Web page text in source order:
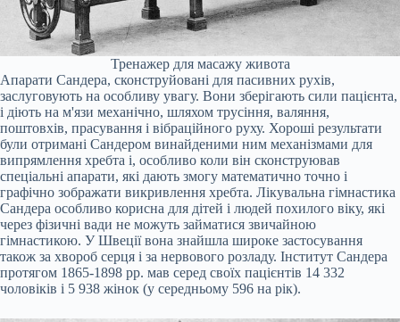
Тренажер для масажу живота
Апарати Сандера, сконструйовані для пасивних рухів,
заслуговують на особливу увагу. Вони зберігають сили пацієнта,
і діють на м'язи механічно, шляхом трусіння, валяння,
поштовхів, прасування і вібраційного руху. Хороші результати
були отримані Сандером винайденими ним механізмами для
випрямлення хребта і, особливо коли він сконструював
спеціальні апарати, які дають змогу математично точно і
графічно зображати викривлення хребта. Лікувальна гімнастика
Сандера особливо корисна для дітей і людей похилого віку, які
через фізичні вади не можуть займатися звичайною
гімнастикою. У Швеції вона знайшла широке застосування
також за хвороб серця і за нервового розладу. Інститут Сандера
протягом 1865-1898 рр. мав серед своїх пацієнтів 14 332
чоловіків і 5 938 жінок (у середньому 596 на рік).